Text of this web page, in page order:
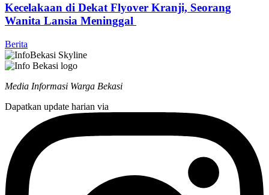
Kecelakaan di Dekat Flyover Kranji, Seorang
Wanita Lansia Meninggal
Berita
Media Informasi Warga Bekasi
Dapatkan update harian via